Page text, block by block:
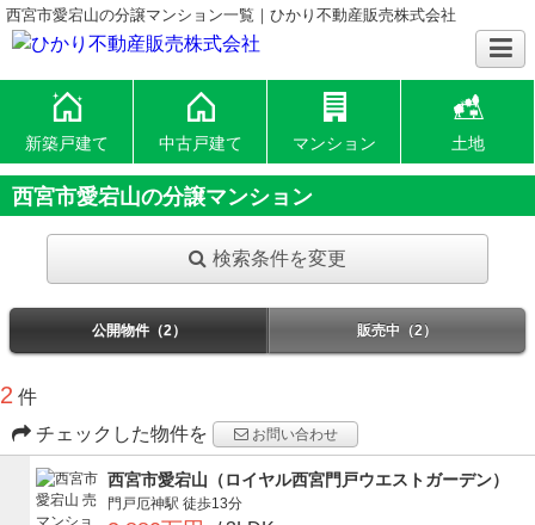
西宮市愛宕山の分譲マンション一覧｜ひかり不動産販売株式会社
新築戸建て 中古戸建て マンション 土地
西宮市愛宕山の分譲マンション
検索条件を変更
公開物件（2） 販売中（2）
2 件
チェックした物件を
お問い合わせ
西宮市愛宕山（ロイヤル西宮門戸ウエストガーデン）
門戸厄神駅 徒歩13分